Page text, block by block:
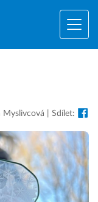
Myslivcová | Sdílet: